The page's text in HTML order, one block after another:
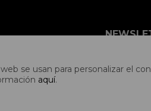
se usan para personalizar el
aquí.